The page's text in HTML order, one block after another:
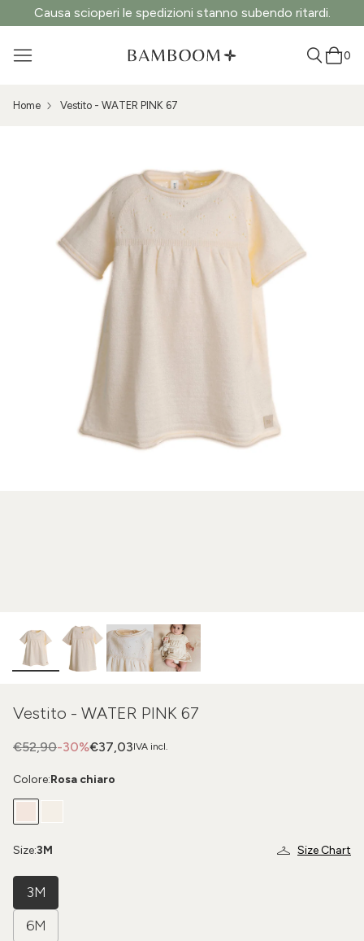
Causa scioperi le spedizioni stanno subendo ritardi.
0
Home Vestito - WATER PINK 67
Vestito - WATER PINK 67
IVA incl.
-30%
€52,90 €37,03
Colore:Rosa chiaro
Size Chart
Size:3M
3M
6M